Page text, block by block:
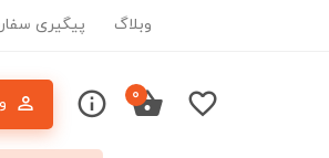
وبلاگ پیگیری
۰